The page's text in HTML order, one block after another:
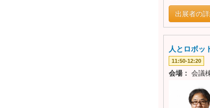
出展者の
人とロボッ
11:50-12:20
会場： 会議